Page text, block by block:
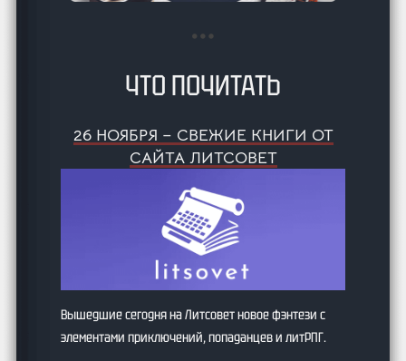
ЧТО ПОЧИТАТЬ
26 НОЯБРЯ – СВЕЖИЕ КНИГИ ОТ
САЙТА ЛИТСОВЕТ
Вышедшие сегодня на Литсовет новое фэнтези с
элементами приключений, попаданцев и литРПГ.